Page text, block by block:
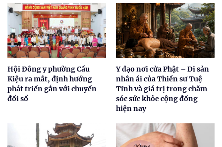
Hội Đông y phường Cầu
Kiệu ra mắt, định hướng
phát triển gắn với chuyển
đổi số
Y đạo nơi cửa Phật – Di sản
nhân ái của Thiền sư Tuệ
Tĩnh và giá trị trong chăm
sóc sức khỏe cộng đồng
hiện nay